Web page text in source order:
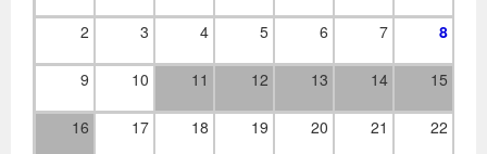
2 3 4 5 6 7 8
9 10 11 12 13 14 15
16 17 18 19 20 21 22